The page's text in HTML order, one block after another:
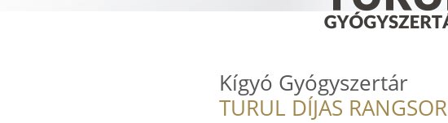
Kígyó Gyógyszertár
TURUL DÍJAS RANGSOR